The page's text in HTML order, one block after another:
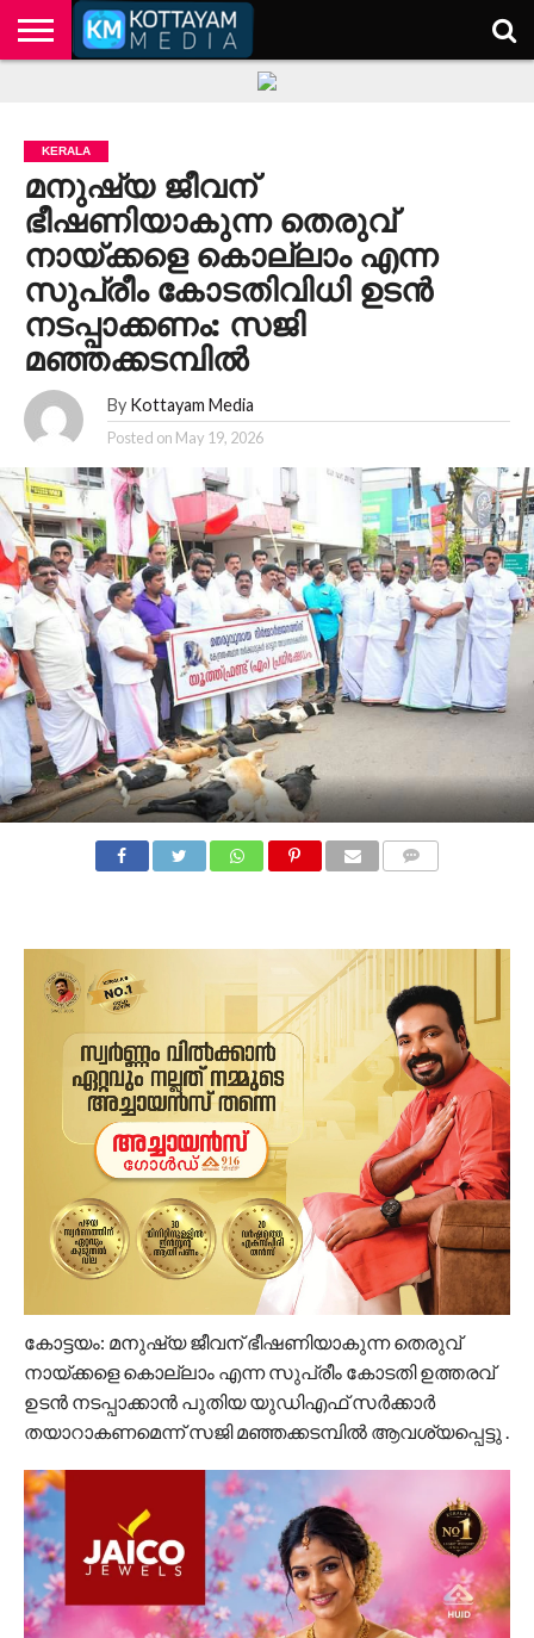
KERALA
മനുഷ്യ ജീവന്
ഭീഷണിയാകുന്ന തെരുവ്
നായ്ക്കളെ കൊല്ലാം എന്ന
സുപ്രീം കോടതിവിധി ഉടൻ
നടപ്പാക്കണം: സജി
മഞ്ഞക്കടമ്പിൽ
By Kottayam Media
Posted on May 19, 2026
കോട്ടയം: മനുഷ്യ ജീവന് ഭീഷണിയാകുന്ന തെരുവ്
നായ്ക്കളെ കൊല്ലാം എന്ന സുപ്രീം കോടതി ഉത്തരവ്
ഉടൻ നടപ്പാക്കാൻ പുതിയ യുഡിഎഫ് സർക്കാർ
തയാറാകണമെന്ന് സജി മഞ്ഞക്കടമ്പിൽ ആവശ്യപ്പെട്ടു .